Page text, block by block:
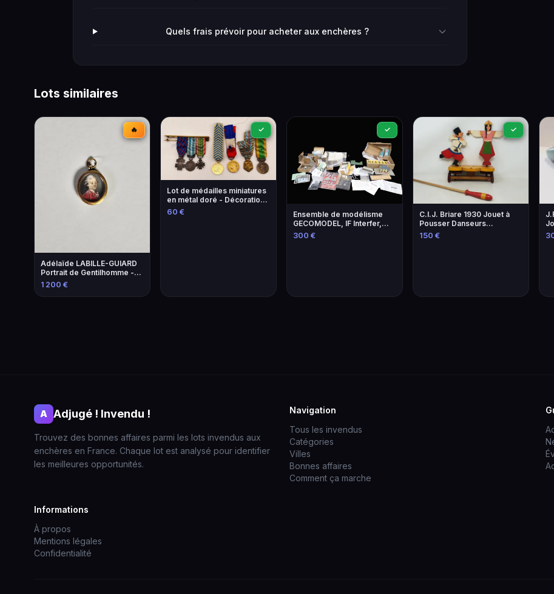
Quels frais prévoir pour acheter aux enchères ?
Lots similaires
🔥
Adélaïde LABILLE-GUIARD
Portrait de Gentilhomme -
Estimation 800-1200€
1 200 €
✓
Lot de médailles miniatures
en métal doré - Décorations
militaires françaises
60 €
✓
Ensemble de modélisme
GECOMODEL, IF Interfer,
Jouef, Marklin -
Locomotives et accessoires
300 €
✓
C.I.J. Briare 1930 Jouet à
Pousser Danseurs
Folkloriques Bois Laqué
150 €
A Adjugé ! Invendu !
Trouvez des bonnes affaires parmi les lots invendus aux
enchères en France. Chaque lot est analysé pour identifier
les meilleures opportunités.
Navigation
Tous les invendus
Catégories
Villes
Bonnes affaires
Comment ça marche
Informations
À propos
Mentions légales
Confidentialité